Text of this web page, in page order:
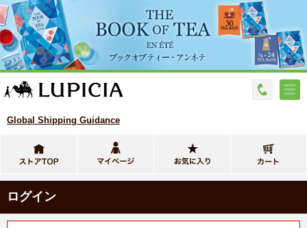
Global Shipping Guidance
ログイン